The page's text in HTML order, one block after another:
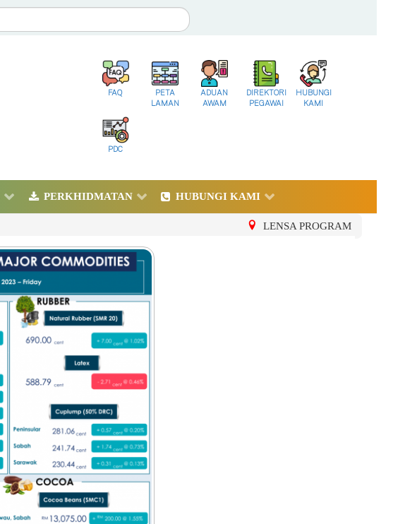
FAQ
PETA
LAMAN
ADUAN
AWAM
DIREKTORI
PEGAWAI
HUBUNGI
KAMI
PDC
PERKHIDMATAN HUBUNGI KAMI
LENSA PROGRAM